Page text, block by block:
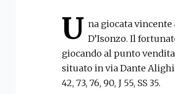
U na giocata
D’Isonzo. Il
giocando al punto
situato in via Dante
42, 73, 76, 90, J 55, SS 35.